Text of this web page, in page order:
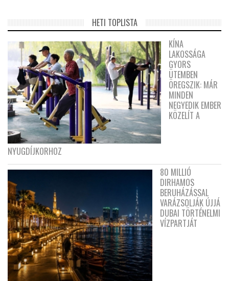
HETI TOPLISTA
KÍNA
LAKOSSÁGA
GYORS
ÜTEMBEN
ÖREGSZIK: MÁR
MINDEN
NEGYEDIK EMBER
KÖZELÍT A
NYUGDÍJKORHOZ
80 MILLIÓ
DIRHAMOS
BERUHÁZÁSSAL
VARÁZSOLJÁK ÚJJÁ
DUBAI TÖRTÉNELMI
VÍZPARTJÁT